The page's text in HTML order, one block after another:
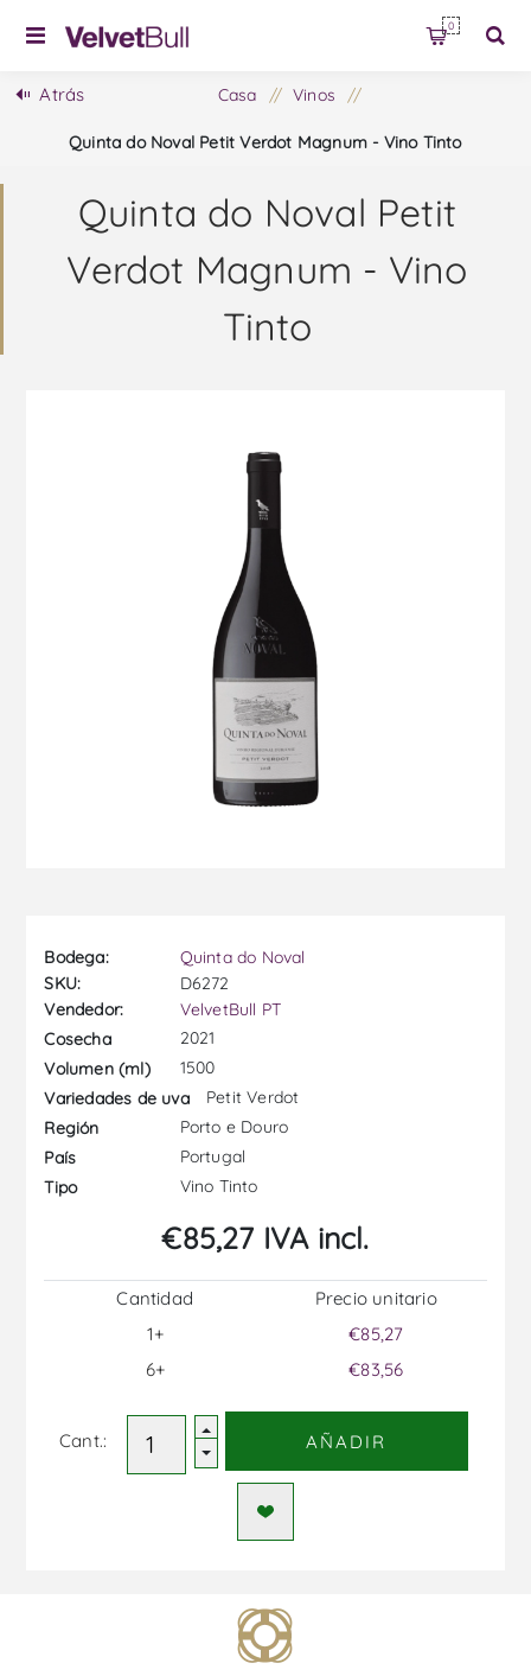
0
Atrás Casa / Vinos /
Quinta do Noval Petit Verdot Magnum - Vino Tinto
Quinta do Noval Petit
Verdot Magnum - Vino
Tinto
Bodega:
Quinta do Noval
SKU:
D6272
Vendedor:
VelvetBull PT
Cosecha
2021
Volumen (ml)
1500
Variedades de uva
Petit Verdot
Región
Porto e Douro
País
Portugal
Tipo
Vino Tinto
€85,27 IVA incl.
Cantidad
1+
6+
Precio unitario
€85,27
€83,56
Cant.: AÑADIR